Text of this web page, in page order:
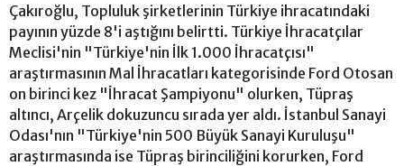
Çakıroğlu, Topluluk şirketlerinin Türkiye ihracatındaki
payının yüzde 8'i aştığını belirtti. Türkiye İhracatçılar
Meclisi'nin "Türkiye'nin İlk 1.000 İhracatçısı"
araştırmasının Mal İhracatları kategorisinde Ford Otosan
on birinci kez "İhracat Şampiyonu" olurken, Tüpraş
altıncı, Arçelik dokuzuncu sırada yer aldı. İstanbul Sanayi
Odası'nın "Türkiye'nin 500 Büyük Sanayi Kuruluşu"
araştırmasında ise Tüpraş birinciliğini korurken, Ford